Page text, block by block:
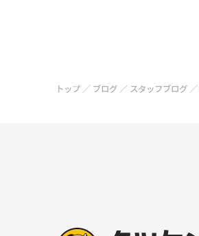
トップ ／ ブログ ／ スタッフブログ ／